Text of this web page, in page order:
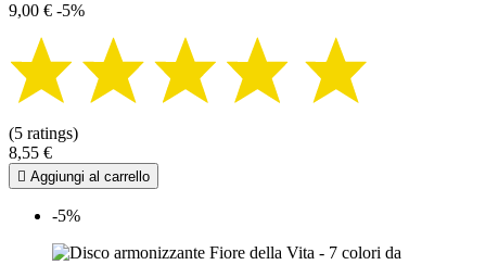
9,00 € -5%
(5 ratings)
8,55 €
 Aggiungi al carrello
-5%